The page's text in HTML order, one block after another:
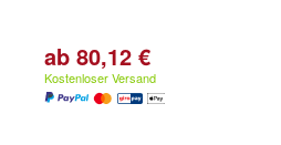
ab 80,12 €
Kostenloser Versand